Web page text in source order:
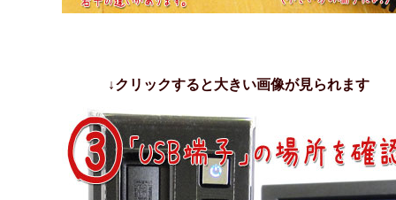
↓クリックすると大きい画像が見られます